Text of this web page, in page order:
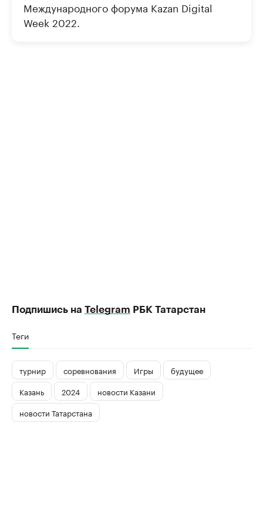
Международного форума Kazan Digital
Week 2022.
Подпишись на Telegram РБК Татарстан
Теги
турнир соревнования Игры
будущее
Казань
2024
новости Казани
новости Татарстана